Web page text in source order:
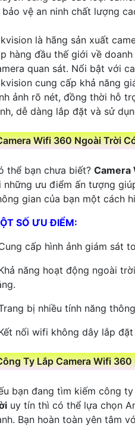
vệ an ninh chất lượng
là hãng sản xuất
hàng đầu thế giới về
quan sát. Nổi bật với
cung cấp khả năng
ảnh rõ nét, đồng thời hỗ
dễ dàng lắp đặt và sử
Wifi 360 Ngoài Trời
thể bạn chưa biết? Camera
những ưu điểm ấn tượng
gian của bạn một cách
SỐ ƯU ĐIỂM:
cấp hình ảnh giám sát
năng hoạt động ngoài
bị nhiều tính năng
nối wifi không dây lắp
Ty Lắp Camera Wifi
bạn đang tìm kiếm công ty
uy tín thì có thể lựa chọn
Bạn hoàn toàn yên tâm